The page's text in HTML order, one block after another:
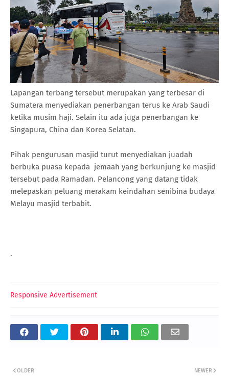
Lapangan terbang tersebut merupakan yang terbesar di
Sumatera menyediakan penerbangan terus ke Arab Saudi
ketika musim haji. Selain itu ada juga penerbangan ke
Singapura, China dan Korea Selatan.
Pihak pengurusan masjid turut menyediakan juadah
berbuka puasa kepada jemaah yang berkunjung ke masjid
tersebut pada Ramadan. Pelancong yang datang tidak
melepaskan peluang merakam keindahan senibina budaya
Melayu masjid terbabit.
.
Responsive Advertisement
NEWER
OLDER